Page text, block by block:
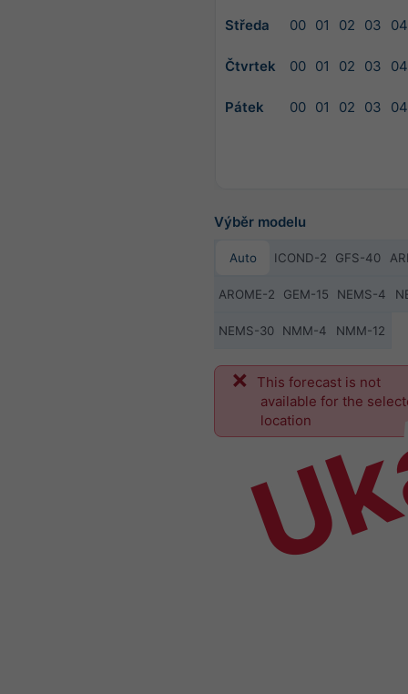
Středa 00 01 02 03 04
Čtvrtek 00 01 02 03 04
Pátek 00 01 02 03 04
Výběr modelu
Auto ICOND-2 GFS-40
AROME-2 GEM-15 NEMS-4
NEMS-30 NMM-4 NMM-12
This forecast is not
available for the
location